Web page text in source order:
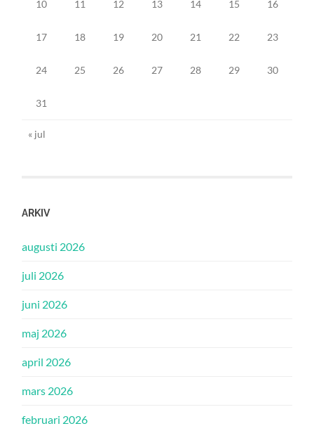
10 11 12 13 14 15 16
17 18 19 20 21 22 23
24 25 26 27 28 29 30
31
« jul
ARKIV
augusti 2026
juli 2026
juni 2026
maj 2026
april 2026
mars 2026
februari 2026